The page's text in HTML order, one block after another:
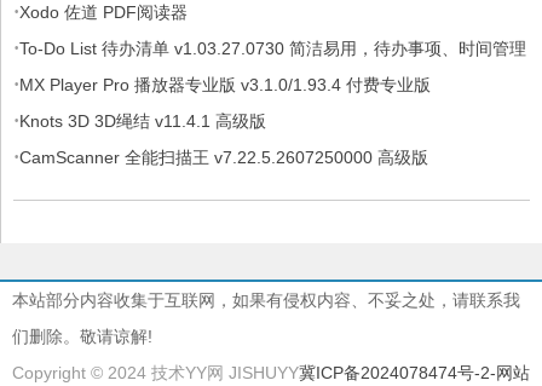
·Xodo 佐道 PDF阅读器
·To-Do List 待办清单 v1.03.27.0730 简洁易用，待办事项、时间管理
软件，解锁专业版
·MX Player Pro 播放器专业版 v3.1.0/1.93.4 付费专业版
·Knots 3D 3D绳结 v11.4.1 高级版
·CamScanner 全能扫描王 v7.22.5.2607250000 高级版
本站部分内容收集于互联网，如果有侵权内容、不妥之处，请联系我
们删除。敬请谅解!
Copyright © 2024 技术YY网 JISHUYY冀ICP备2024078474号-2-网站